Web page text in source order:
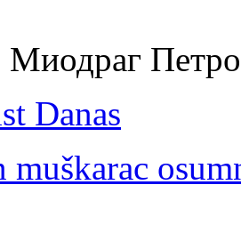
Danas
muškarac